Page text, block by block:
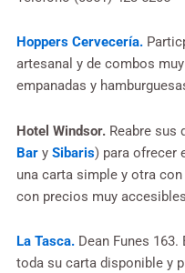
Hoppers Cervecería.
artesanal y de combos
empanadas y
Hotel Windsor. Reabre sus
Bar y Sibaris) para ofrecer
una carta simple y otra
con precios muy
La Tasca. Dean Funes
toda su carta disponible y